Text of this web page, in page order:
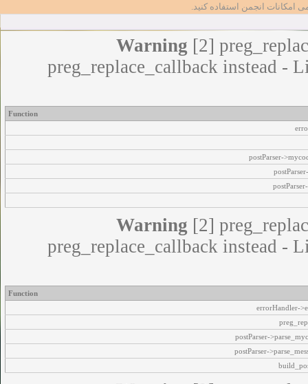
امکانات انجمن استفاده کنید.
Warning [2]
preg_replace_callback instead -
Function
postParser-
Warning [2]
preg_replace_callback instead -
Function
errorHandler-
postParser-
postParser-